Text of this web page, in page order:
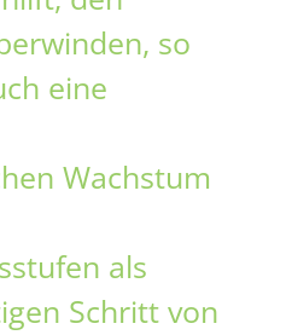
so
eine
Wachstum
als
Schritt von